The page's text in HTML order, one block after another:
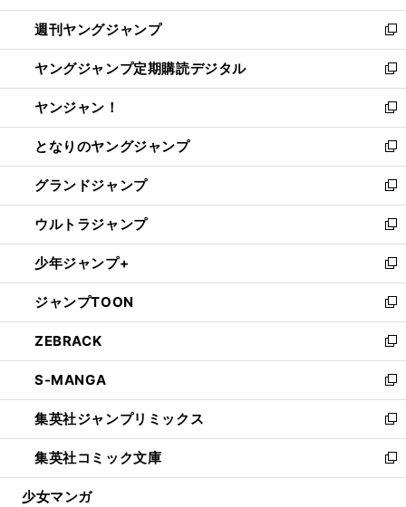
開
く
ウ
で
開
く
ン
ド
ウ
で
開
く
ウ
ィ
ン
ド
ウ
で
開
く
週刊ヤングジャンプ
新
し
い
ウ
ィ
ン
ド
ウ
で
開
く
ヤングジャンプ定期購読デジタル
新
し
い
ウ
ィ
ン
ド
ウ
で
開
く
ヤンジャン！
新
し
い
ウ
ィ
ン
ド
ウ
で
開
く
となりのヤングジャンプ
新
し
い
ウ
ィ
ン
ド
ウ
で
開
く
グランドジャンプ
新
し
い
ウ
ィ
ン
ド
ウ
で
開
く
ウルトラジャンプ
新
し
い
ウ
ィ
ン
ド
ウ
で
開
く
少年ジャンプ+
新
し
い
ウ
ィ
ン
ド
ウ
で
開
く
ジャンプTOON
新
し
い
ウ
ィ
ン
ド
ウ
で
開
ZEBRACK
新
し
い
ウ
ィ
ン
ド
ウ
S-MANGA
新
し
い
ウ
ィ
ン
集英社ジャンプリミックス
新
し
い
ウ
集英社コミック文庫
新
し
少女マンガ